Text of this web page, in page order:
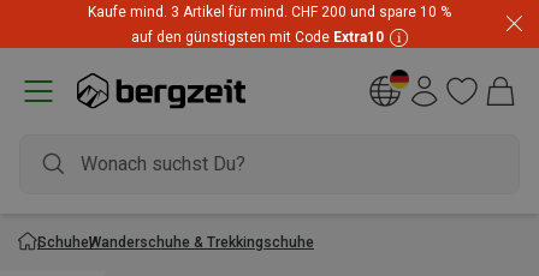
Kaufe mind. 3 Artikel für mind. CHF 200 und spare 10 %
auf den günstigsten mit Code Extra10
SchuheWanderschuhe & Trekkingschuhe